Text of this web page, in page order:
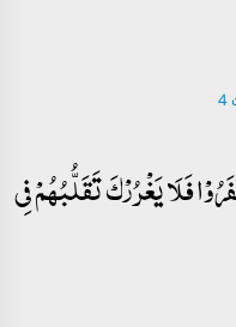
فَلَا یَغۡرُرۡکَ تَقَلُّبُہُمۡ فِی